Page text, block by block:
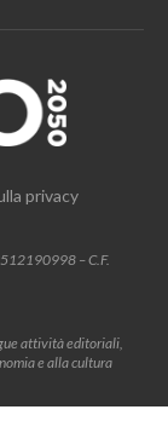
privacy
– C.F.
attività editoriali,
e alla cultura